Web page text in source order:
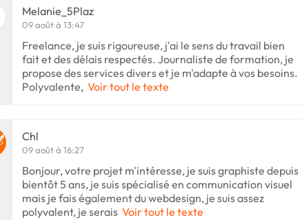
Melanie_5Plaz
09 août à 13:47
Freelance, je suis rigoureuse, j'ai le sens du travail bien
fait et des délais respectés. Journaliste de formation, je
propose des services divers et je m'adapte à vos besoins.
Polyvalente, Voir tout le texte
Chl
09 août à 16:27
Bonjour, votre projet m'intéresse, je suis graphiste depuis
bientôt 5 ans, je suis spécialisé en communication visuel
mais je fais également du webdesign, je suis assez
polyvalent, je serais Voir tout le texte